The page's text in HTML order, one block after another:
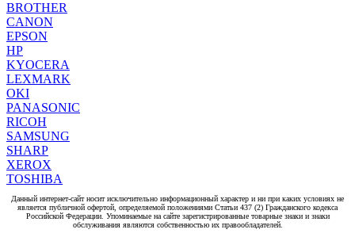
BROTHER
CANON
EPSON
HP
KYOCERA
LEXMARK
OKI
PANASONIC
RICOH
SAMSUNG
SHARP
XEROX
TOSHIBA
Данный интернет-сайт носит исключительно информационный характер и ни при каких условиях не
является публичной офертой, определяемой положениями Статьи 437 (2) Гражданского кодекса
Российской Федерации. Упоминаемые на сайте зарегистрированные товарные знаки и знаки
обслуживания являются собственностью их правообладателей.